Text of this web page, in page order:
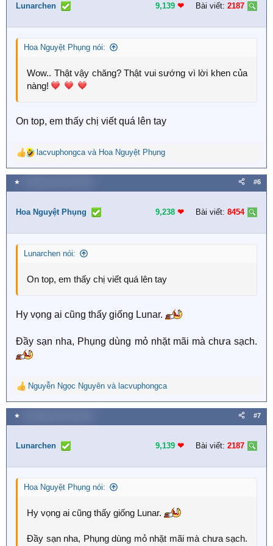
i
n
s
Lunarchen 9,139 ❤︎ Bài viết: 2187
Hoa Nguyệt Phụng nói:
Wow.. Thật vậy chăng? Thật vui sướng vì lời khen của
nàng!
On top, em thấy chị viết quá lên tay
R
e
a
c
i
n
s
lacvuphongcavà Hoa Nguyệt Phụng
★ #6
Hoa Nguyệt Phụng 9,238 ❤︎ Bài viết: 8454
Lunarchen nói:
On top, em thấy chị viết quá lên tay
Hy vọng ai cũng thấy giống Lunar.
Đầy sạn nha, Phụng dùng mỏ nhặt mãi mà chưa sạch.
R
e
a
c
i
n
s
Nguyễn Ngọc Nguyên và lacvuphongca
★ #7
Lunarchen 9,139 ❤︎ Bài viết: 2187
Hoa Nguyệt Phụng nói:
Hy vọng ai cũng thấy giống Lunar.
Đầy sạn nha, Phụng dùng mỏ nhặt mãi mà chưa sạch.